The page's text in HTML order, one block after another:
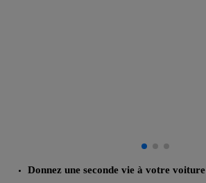
Donnez une seconde vie à votre voiture